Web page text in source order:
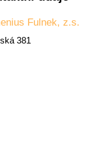
Fulnek, z.s.
381